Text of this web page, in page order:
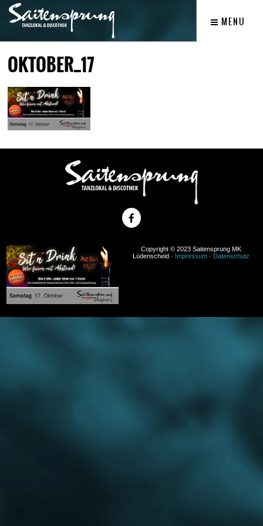
MENU
OKTOBER_17
Copyright © 2023 Saitensprung MK
Lüdenscheid · Impressum · Datenschutz